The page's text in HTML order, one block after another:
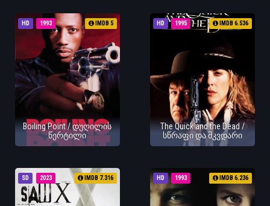
HD 1993 IMDB 5
Boiling Point / დუღილის
წერტილი
HD 1995 IMDB 6.536
The Quick and the Dead /
სწრაფი და მკვდარი
SD 2023 IMDB 7.316 HD 1993 IMDB 6.236